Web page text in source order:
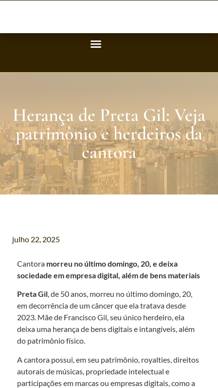
Herança de Preta Gil: Veja
patrimônio e herdeiros da
cantora
julho 22, 2025
Cantora morreu no último domingo, 20, e deixa
sociedade em empresa digital, além de bens materiais
Preta Gil, de 50 anos, morreu no último domingo, 20,
em decorrência de um câncer que ela tratava desde
2023. Mãe de Francisco Gil, seu único herdeiro, ela
deixa uma herança de bens digitais e intangíveis, além
do patrimônio físico.
A cantora possui, em seu patrimônio, royalties, direitos
autorais de músicas, propriedade intelectual e
participações em marcas ou empresas digitais, como a